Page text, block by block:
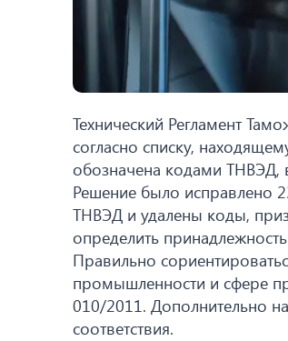
Технический Регламент
согласно списку,
обозначена кодами ТНВЭД,
Решение было исправлено
ТНВЭД и удалены коды,
определить
Правильно
промышленности и сфере
010/2011. Дополнительно
соответствия.